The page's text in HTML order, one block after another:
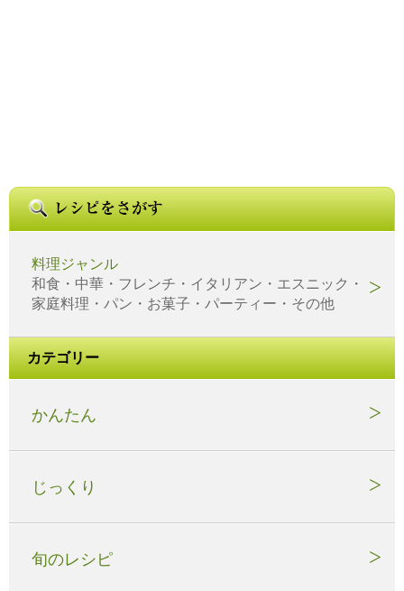
料理ジャンル
和食・中華・フレンチ・イタリアン・エスニック・
家庭料理・パン・お菓子・パーティー・その他
カテゴリー
かんたん
じっくり
旬のレシピ